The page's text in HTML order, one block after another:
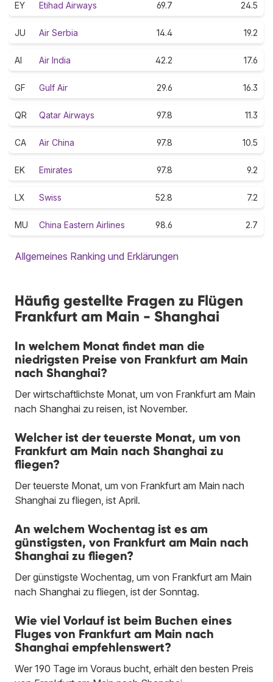
EY Etihad Airways 69.7 24.5
JU Air Serbia 14.4 19.2
AI Air India 42.2 17.6
GF Gulf Air 29.6 16.3
QR Qatar Airways 97.8 11.3
CA Air China 97.8 10.5
EK Emirates 97.8 9.2
LX Swiss 52.8 7.2
MU China Eastern Airlines 98.6 2.7
Allgemeines Ranking und Erklärungen
Häufig gestellte Fragen zu Flügen
Frankfurt am Main - Shanghai
In welchem Monat findet man die
niedrigsten Preise von Frankfurt am Main
nach Shanghai?
Der wirtschaftlichste Monat, um von Frankfurt am Main
nach Shanghai zu reisen, ist November.
Welcher ist der teuerste Monat, um von
Frankfurt am Main nach Shanghai zu
fliegen?
Der teuerste Monat, um von Frankfurt am Main nach
Shanghai zu fliegen, ist April.
An welchem Wochentag ist es am
günstigsten, von Frankfurt am Main nach
Shanghai zu fliegen?
Der günstigste Wochentag, um von Frankfurt am Main
nach Shanghai zu fliegen, ist der Sonntag.
Wie viel Vorlauf ist beim Buchen eines
Fluges von Frankfurt am Main nach
Shanghai empfehlenswert?
Wer 190 Tage im Voraus bucht, erhält den besten Preis